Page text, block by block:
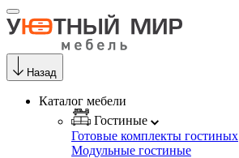
Назад
Каталог мебели
Гостиные
Готовые комплекты гостиных
Модульные гостиные